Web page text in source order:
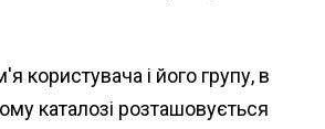
користувача і його групу, в
каталозі розташовується